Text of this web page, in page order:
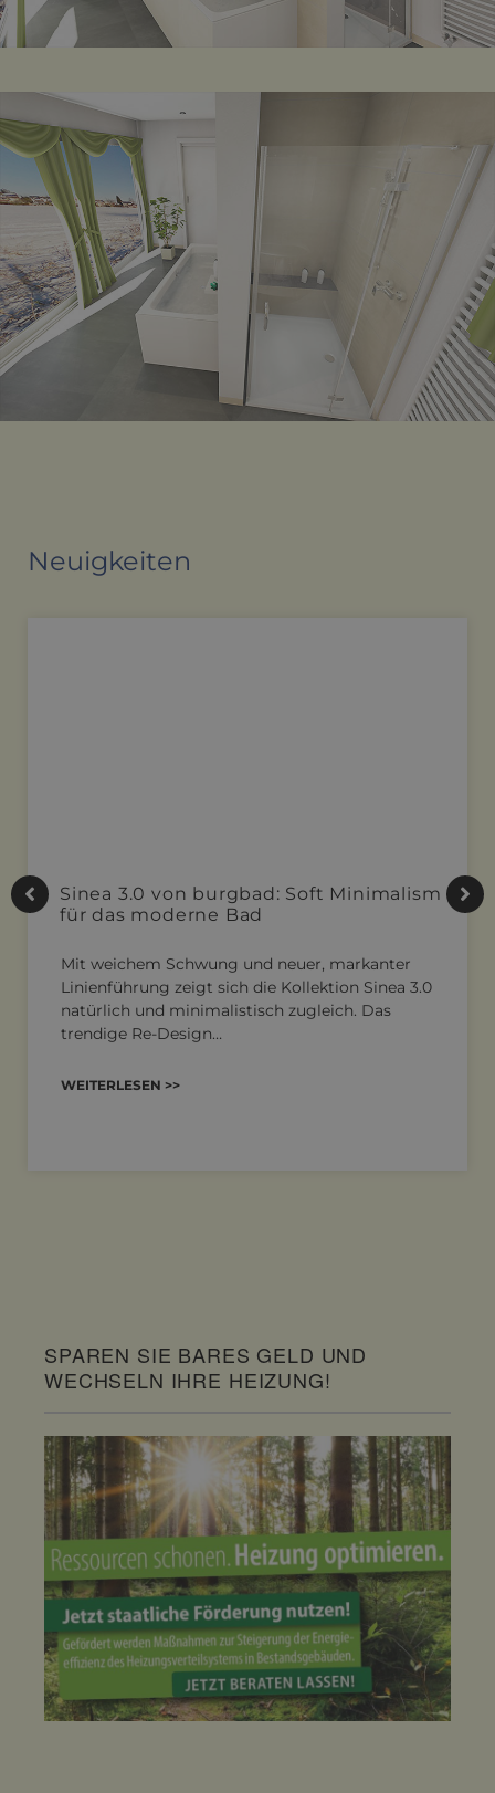
Neuigkeiten
Sinea 3.0 von burgbad: Soft Minimalism
für das moderne Bad
Mit weichem Schwung und neuer, markanter
Linienführung zeigt sich die Kollektion Sinea 3.0
natürlich und minimalistisch zugleich. Das
trendige Re-Design…
WEITERLESEN >>
SPAREN SIE BARES GELD UND
WECHSELN IHRE HEIZUNG!